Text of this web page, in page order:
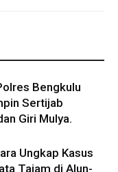
Bengkulu
Sertijab
Giri Mulya.
Ungkap Kasus
Tajam di Alun-